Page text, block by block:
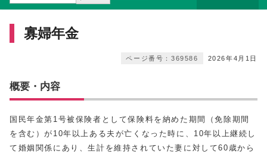
寡婦年金
2026年4月1日
ページ番号：369586
概要・内容
国民年金第1号被保険者として保険料を納めた期間（免除期間
を含む）が10年以上ある夫が亡くなった時に、10年以上継続し
て婚姻関係にあり、生計を維持されていた妻に対して60歳から